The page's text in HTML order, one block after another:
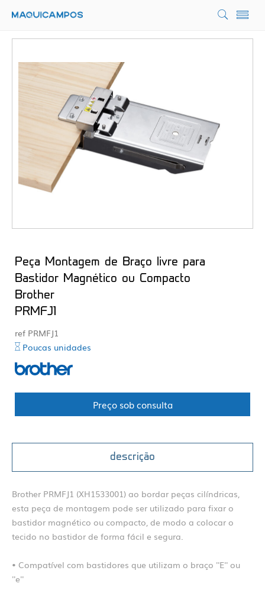
Peça Montagem de Braço livre para
Bastidor Magnético ou Compacto
Brother
PRMFJ1
ref PRMFJ1
Poucas unidades
Preço sob consulta
descrição
Brother PRMFJ1 (XH1533001) ao bordar peças cilíndricas,
esta peça de montagem pode ser utilizado para fixar o
bastidor magnético ou compacto, de modo a colocar o
tecido no bastidor de forma fácil e segura.
• Compatível com bastidores que utilizam o braço ''E'' ou
''e''